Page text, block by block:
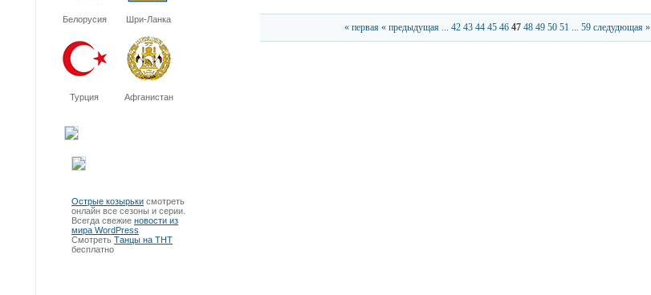
Белорусия Шри-Ланка
Турция Афганистан
Острые козырьки смотреть
онлайн все сезоны и серии.
Всегда свежие новости из
мира WordPress
Смотреть Танцы на ТНТ
бесплатно
« первая « предыдущая ... 42 43 44 45 46 47 48 49 50 51 ... 59 следудющая »